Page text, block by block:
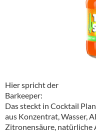
Hygieneartikel &
Hier spricht der
Barkeeper:
Das steckt in Cocktail
aus Konzentrat, Wasser,
Zitronensäure, natürliche